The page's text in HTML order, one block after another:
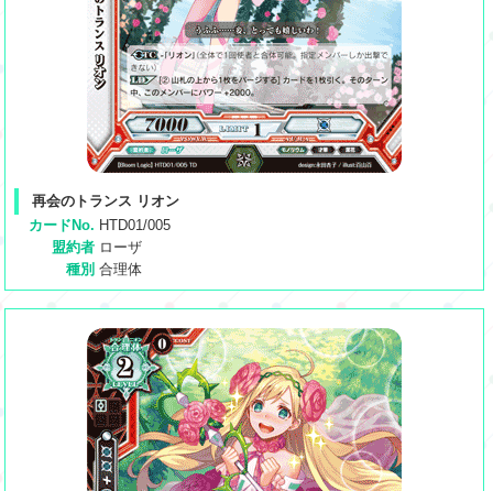
再会のトランス リオン
カードNo. HTD01/005
盟約者 ローザ
種別 合理体